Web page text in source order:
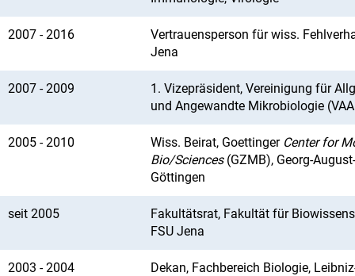
2007 - 2016
Vertrauensperson für wiss.
Jena
2007 - 2009
1. Vizepräsident, Vereinigung für
und Angewandte Mikrobiologie
2005 - 2010 Wiss. Beirat, Goettinger Center for
Bio/Sciences(GZMB), Georg-
Göttingen
seit 2005
Fakultätsrat, Fakultät für
FSU Jena
2003 - 2004
Dekan, Fachbereich Biologie,